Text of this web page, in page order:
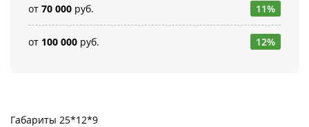
от 70 000 руб. 11%
от 100 000 руб. 12%
Габариты 25*12*9